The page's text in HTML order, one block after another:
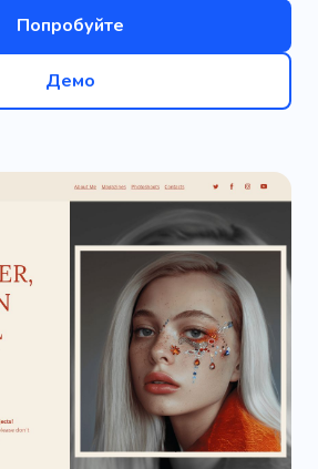
Попробуйте
Демо